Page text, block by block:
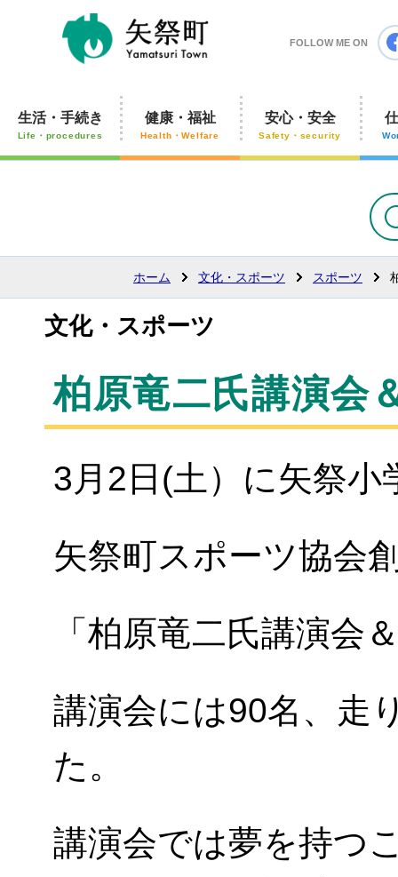
矢祭
FOLLOW ME ON
生活・手続き
Life・procedures
健康・福祉
Health・Welfare
安心・安全
Safety・security
ホーム 文化・スポーツ スポーツ
文化・スポーツ
柏原竜二氏講演会
3月2日(土）に矢祭小
矢祭町スポーツ協会
「柏原竜二氏講演会
講演会には90名、走
た。
講演会では夢を持つ